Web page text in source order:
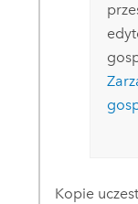
Kopie